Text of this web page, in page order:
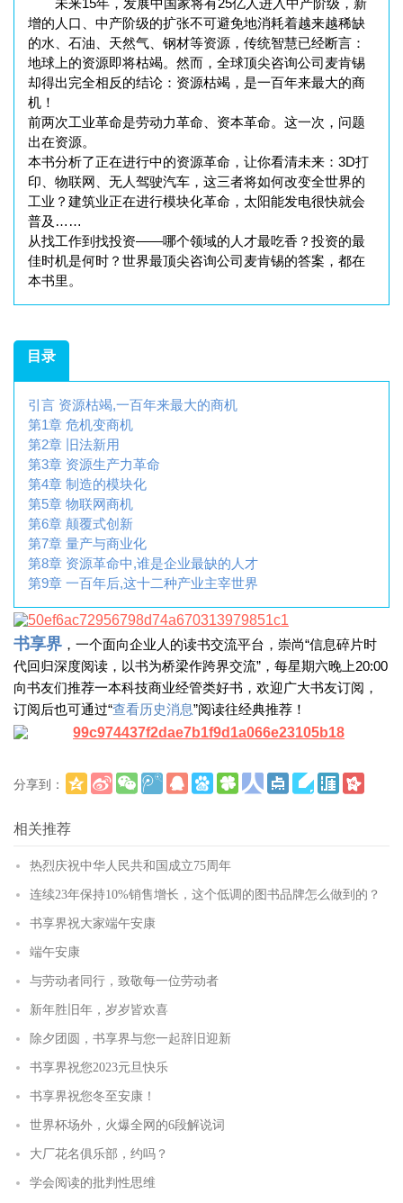
未来15年，发展中国家将有25亿人进入中产阶级，新
增的人口、中产阶级的扩张不可避免地消耗着越来越稀缺
的水、石油、天然气、钢材等资源，传统智慧已经断言：
地球上的资源即将枯竭。然而，全球顶尖咨询公司麦肯锡
却得出完全相反的结论：资源枯竭，是一百年来最大的商
机！
前两次工业革命是劳动力革命、资本革命。这一次，问题
出在资源。
本书分析了正在进行中的资源革命，让你看清未来：3D打
印、物联网、无人驾驶汽车，这三者将如何改变全世界的
工业？建筑业正在进行模块化革命，太阳能发电很快就会
普及……
从找工作到找投资——哪个领域的人才最吃香？投资的最
佳时机是何时？世界最顶尖咨询公司麦肯锡的答案，都在
本书里。
目录
引言 资源枯竭,一百年来最大的商机
第1章 危机变商机
第2章 旧法新用
第3章 资源生产力革命
第4章 制造的模块化
第5章 物联网商机
第6章 颠覆式创新
第7章 量产与商业化
第8章 资源革命中,谁是企业最缺的人才
第9章 一百年后,这十二种产业主宰世界
书享界 ，一个面向企业人的读书交流平台，崇尚“信息碎片时
代回归深度阅读，以书为桥梁作跨界交流”，每星期六晚上20:00
向书友们推荐一本科技商业经管类好书，欢迎广大书友订阅，
订阅后也可通过“查看历史消息”阅读往经典推荐！
分享到：
相关推荐
热烈庆祝中华人民共和国成立75周年
连续23年保持10%销售增长，这个低调的图书品牌怎么做到的？
书享界祝大家端午安康
端午安康
与劳动者同行，致敬每一位劳动者
新年胜旧年，岁岁皆欢喜
除夕团圆，书享界与您一起辞旧迎新
书享界祝您2023元旦快乐
书享界祝您冬至安康！
世界杯场外，火爆全网的6段解说词
大厂花名俱乐部，约吗？
学会阅读的批判性思维